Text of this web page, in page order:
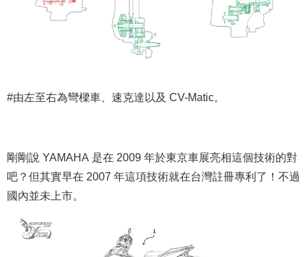
#由左至右為彎樑車、速克達以及 CV-Matic。
剛剛說 YAMAHA 是在 2009 年於東京車展亮相這個技術的對
吧？但其實早在 2007 年這項技術就在台灣註冊專利了！不過
國內並未上市。